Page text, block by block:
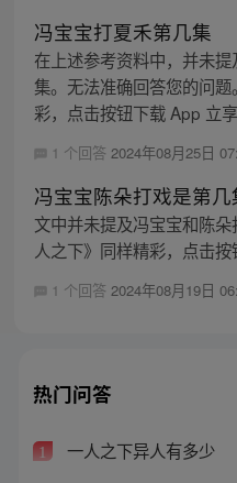
冯宝宝打夏禾第几集
在上述参考资料中，并未
集。无法准确回答您的问
彩，点击按钮下载 App 立享
1 个回答 2024年08月25日
冯宝宝陈朵打戏是第几
文中并未提及冯宝宝和陈
人之下》同样精彩，点击按
1 个回答 2024年08月19日
热门问答
1 一人之下异人有多少